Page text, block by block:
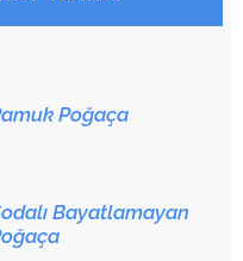
Poğaça
Bayatlamayan